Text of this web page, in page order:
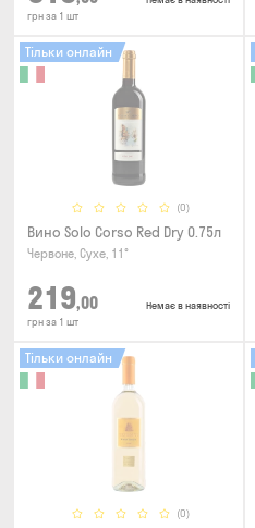
грн за 1 шт
(0)
Тільки онлайн
Вино Solo Corso Red Dry 0.75л
Червоне, Сухе, 11°
219,00
грн за 1 шт
Немає в наявності
(0)
Тільки онлайн